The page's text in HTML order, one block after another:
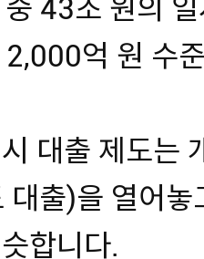
43조 원의
억 원 수
대출 제도는
대출)을 열어
합니다.